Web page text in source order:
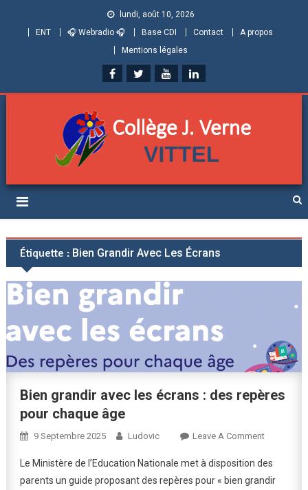
lundi, août 10, 2026
ENT
🎧 Webradio 🎧 Base CDI Contact
A propos
Mentions légales
Collège Jules Verne de
Vittel (Vosges)
Étiquette : Bien Grandir Avec Les Écrans
Bien grandir avec les écrans : des repères
pour chaque âge
9 Septembre 2025 Ludovic Leave A CommentOn
Grandir
Avec
Le Ministère de l’Education Nationale met à disposition des
parents un guide proposant des repères pour « bien grandir